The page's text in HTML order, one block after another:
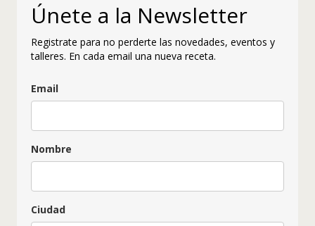
Únete a la Newsletter
Registrate para no perderte las novedades, eventos y
talleres. En cada email una nueva receta.
Email
Nombre
Ciudad